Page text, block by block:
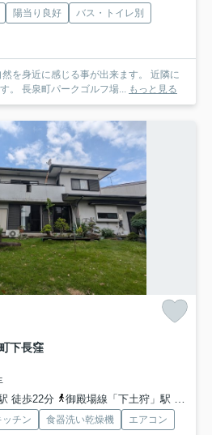
陽当り良好
バス・トイレ別
身近に感じる事が出来ます。 近隣に
。 長泉町パークゴルフ場... もっと見る
下長窪
徒歩22分
御殿場線「下土狩」駅 徒歩38分
ッチン 食器洗い乾燥機
エアコン